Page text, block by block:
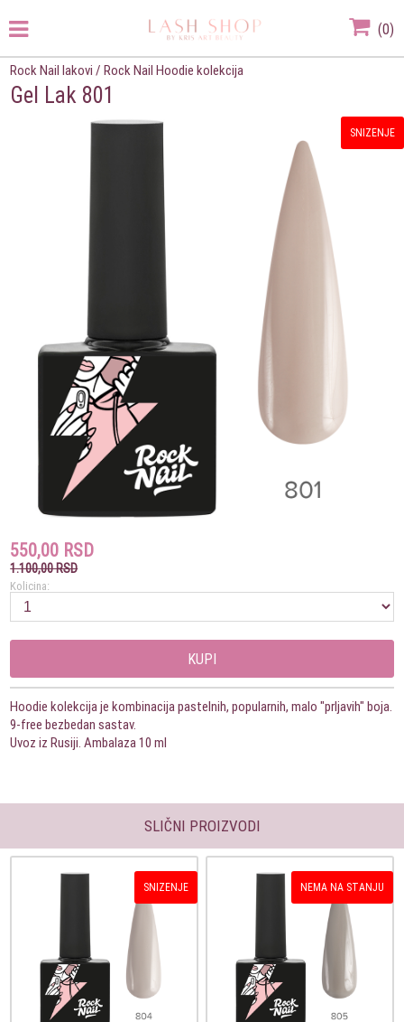
(0)
Rock Nail lakovi /Rock Nail Hoodie kolekcija
Gel Lak 801
SNIZENJE
550,00 RSD
1.100,00 RSD
Kolicina:
KUPI
Hoodie kolekcija je kombinacija pastelnih, popularnih, malo "prljavih" boja.
9-free bezbedan sastav.
Uvoz iz Rusiji. Ambalaza 10 ml
SLIČNI PROIZVODI
SNIZENJE NEMA NA STANJU